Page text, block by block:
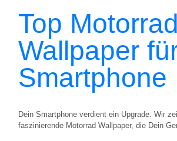
Top Motorrad
Wallpaper
Smartphone
Dein Smartphone verdient ein Upgrade. Wir
faszinierende Motorrad Wallpaper, die Dein